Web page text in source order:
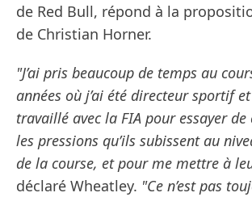
de Red Bull, répond à la
de Christian Horner.
"J’ai pris beaucoup de temps au
années où j’ai été directeur sportif et
travaillé avec la FIA pour essayer
les pressions qu’ils subissent au
de la course, et pour me mettre à
déclaré Wheatley. "Ce n’est pas